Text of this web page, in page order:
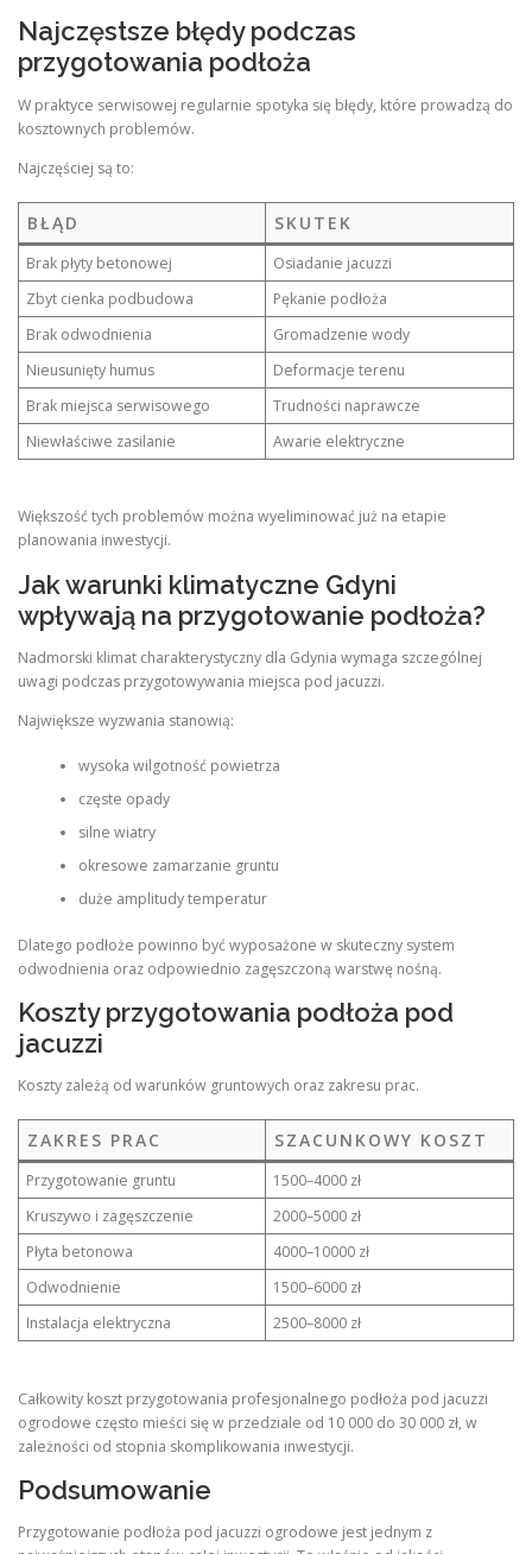
Najczęstsze błędy podczas
przygotowania podłoża
W praktyce serwisowej regularnie spotyka się błędy, które prowadzą do
kosztownych problemów.
Najczęściej są to:
BŁĄD SKUTEK
Brak płyty betonowej
Osiadanie jacuzzi
Zbyt cienka podbudowa
Pękanie podłoża
Brak odwodnienia
Gromadzenie wody
Nieusunięty humus
Deformacje terenu
Brak miejsca serwisowego
Trudności naprawcze
Niewłaściwe zasilanie
Awarie elektryczne
Większość tych problemów można wyeliminować już na etapie
planowania inwestycji.
Jak warunki klimatyczne Gdyni
wpływają na przygotowanie podłoża?
Nadmorski klimat charakterystyczny dla Gdynia wymaga szczególnej
uwagi podczas przygotowywania miejsca pod jacuzzi.
Największe wyzwania stanowią:
wysoka wilgotność powietrza
częste opady
silne wiatry
okresowe zamarzanie gruntu
duże amplitudy temperatur
Dlatego podłoże powinno być wyposażone w skuteczny system
odwodnienia oraz odpowiednio zagęszczoną warstwę nośną.
Koszty przygotowania podłoża pod
jacuzzi
Koszty zależą od warunków gruntowych oraz zakresu prac.
ZAKRES PRAC SZACUNKOWY KOSZT
Przygotowanie gruntu
1500–4000 zł
Kruszywo i zagęszczenie
2000–5000 zł
Płyta betonowa
4000–10000 zł
Odwodnienie
1500–6000 zł
Instalacja elektryczna
2500–8000 zł
Całkowity koszt przygotowania profesjonalnego podłoża pod jacuzzi
ogrodowe często mieści się w przedziale od 10 000 do 30 000 zł, w
zależności od stopnia skomplikowania inwestycji.
Podsumowanie
Przygotowanie podłoża pod jacuzzi ogrodowe jest jednym z